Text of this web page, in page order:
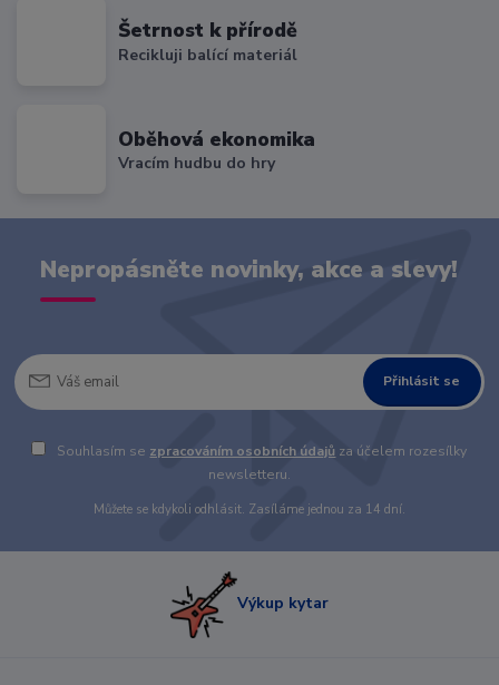
Šetrnost k přírodě
Recikluji balící materiál
Oběhová ekonomika
Vracím hudbu do hry
Nepropásněte novinky, akce a slevy!
Přihlásit se
Souhlasím se zpracováním osobních údajů za účelem rozesílky
newsletteru.
Můžete se kdykoli odhlásit. Zasíláme jednou za 14 dní.
Výkup kytar